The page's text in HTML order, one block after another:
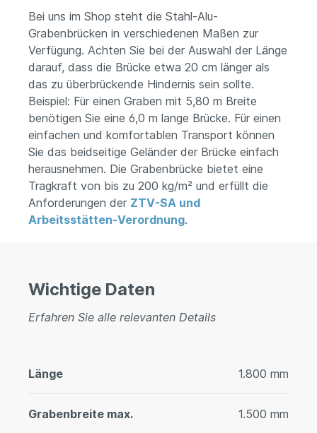
Bei uns im Shop steht die Stahl-Alu-
Grabenbrücken in verschiedenen Maßen zur
Verfügung. Achten Sie bei der Auswahl der Länge
darauf, dass die Brücke etwa 20 cm länger als
das zu überbrückende Hindernis sein sollte.
Beispiel: Für einen Graben mit 5,80 m Breite
benötigen Sie eine 6,0 m lange Brücke. Für einen
einfachen und komfortablen Transport können
Sie das beidseitige Geländer der Brücke einfach
herausnehmen. Die Grabenbrücke bietet eine
Tragkraft von bis zu 200 kg/m² und erfüllt die
Anforderungen der ZTV-SA und
Arbeitsstätten-Verordnung.
Wichtige Daten
Erfahren Sie alle relevanten Details
Länge 1.800 mm
Grabenbreite max. 1.500 mm